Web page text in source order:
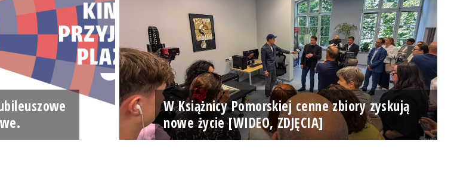
W Książnicy Pomorskiej cenne zbiory zyskują
nowe życie [WIDEO, ZDJĘCIA]